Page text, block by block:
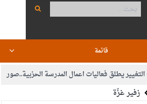
قائمة
يطلق فعاليات اعمال المدرسة الحزبية..صور
التجنيد لحملة البكالوريوس في الحقوق والقانون
زفير غزّة